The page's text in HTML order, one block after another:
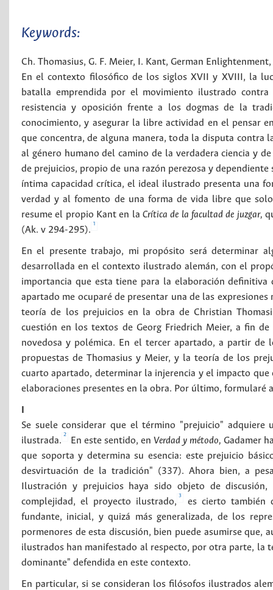
Keywords:
Ch. Thomasius, G. F. Meier, I. Kant, German Enlightenment,
En el contexto filosófico de los siglos XVII y XVIII, la
batalla emprendida por el movimiento ilustrado
resistencia y oposición frente a los dogmas de la
conocimiento, y asegurar la libre actividad en el pensar
que concentra, de alguna manera, toda la disputa contra
al género humano del camino de la verdadera ciencia y
de prejuicios, propio de una razón perezosa y
íntima capacidad crítica, el ideal ilustrado presenta una
verdad y al fomento de una forma de vida libre que
resume el propio Kant en la Crítica de la facultad de juzgar,
(Ak. v 294-295).
1
En el presente trabajo, mi propósito será determinar
desarrollada en el contexto ilustrado alemán, con el
importancia que esta tiene para la elaboración
apartado me ocuparé de presentar una de las
teoría de los prejuicios en la obra de Christian
cuestión en los textos de Georg Friedrich Meier, a fin
novedosa y polémica. En el tercer apartado, a partir
propuestas de Thomasius y Meier, y la teoría de los
cuarto apartado, determinar la injerencia y el impacto
elaboraciones presentes en la obra. Por último, formularé
Se suele considerar que el término "prejuicio"
ilustrada.
2
En este sentido, en Verdad y método, Gadamer
que soporta y determina su esencia: este prejuicio
desvirtuación de la tradición" (337). Ahora bien, a
Ilustración y prejuicios haya sido objeto de
complejidad, el proyecto ilustrado,
3
es cierto también
fundante, inicial, y quizá más generalizada, de los
pormenores de esta discusión, bien puede asumirse
ilustrados han manifestado al respecto, por otra parte, la
dominante" defendida en este contexto.
En particular, si se consideran los filósofos ilustrados